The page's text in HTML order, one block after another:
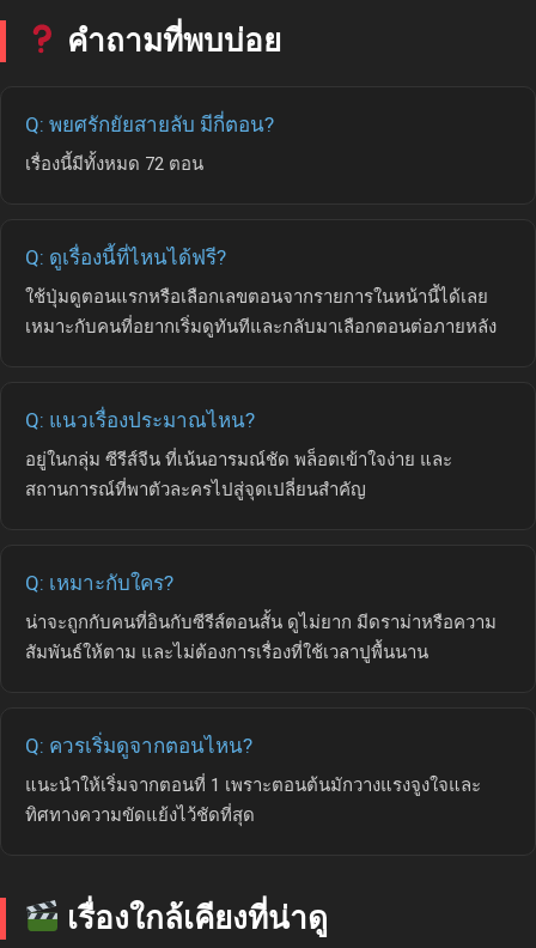
คำถามที่พบบ่อย
Q: พยศรักยัยสายลับ มีกี่ตอน?
เรื่องนี้มีทั้งหมด 72 ตอน
Q: ดูเรื่องนี้ที่ไหนได้ฟรี?
ใช้ปุ่มดูตอนแรกหรือเลือกเลขตอนจากรายการในหน้านี้ได้เลย
เหมาะกับคนที่อยากเริ่มดูทันทีและกลับมาเลือกตอนต่อภายหลัง
Q: แนวเรื่องประมาณไหน?
อยู่ในกลุ่ม ซีรีส์จีน ที่เน้นอารมณ์ชัด พล็อตเข้าใจง่าย และ
สถานการณ์ที่พาตัวละครไปสู่จุดเปลี่ยนสำคัญ
Q: เหมาะกับใคร?
น่าจะถูกกับคนที่อินกับซีรีส์ตอนสั้น ดูไม่ยาก มีดราม่าหรือความ
สัมพันธ์ให้ตาม และไม่ต้องการเรื่องที่ใช้เวลาปูพื้นนาน
Q: ควรเริ่มดูจากตอนไหน?
แนะนำให้เริ่มจากตอนที่ 1 เพราะตอนต้นมักวางแรงจูงใจและ
ทิศทางความขัดแย้งไว้ชัดที่สุด
เรื่องใกล้เคียงที่น่าดู